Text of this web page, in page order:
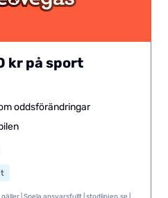
kr på sport
oddsförändringar